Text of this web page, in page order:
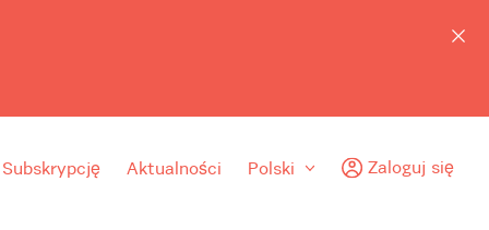
Aktualności Polski Zaloguj się